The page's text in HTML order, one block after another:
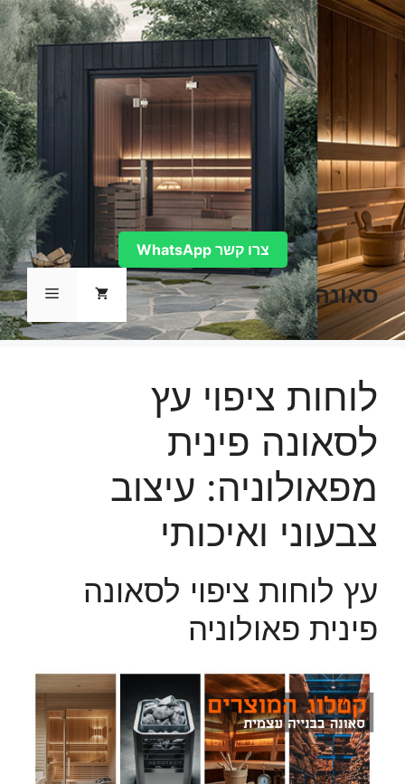
לדלג
לתוכן
סאונה תפריט
צרו קשר WhatsApp
לוחות ציפוי עץ
לסאונה פינית
מפאולוניה: עיצוב
צבעוני ואיכותי
עץ לוחות ציפוי לסאונה
פינית פאולוניה